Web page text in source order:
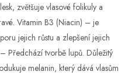
zvětšuje vlasové folikuly a
Vitamin B3 (Niacin) – je
jejich růstu a zlepšení jejich
Předchází tvorbě lupů. Důležitý
melanin, který dává vlasům